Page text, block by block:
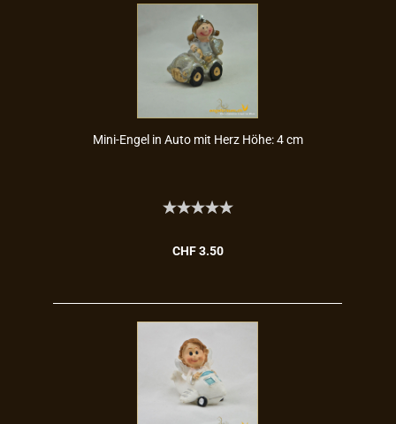
Mini-​Engel in Auto mit Herz Höhe: 4 cm
CHF 3.50